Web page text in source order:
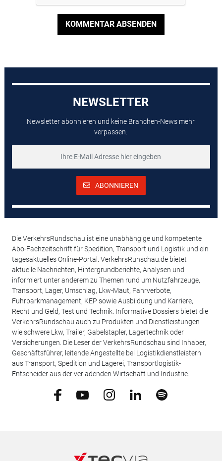
KOMMENTAR ABSENDEN
NEWSLETTER
Newsletter abonnieren und keine Branchen-News mehr
verpassen.
ABONNIEREN
Die VerkehrsRundschau ist eine unabhängige und kompetente
Abo-Fachzeitschrift für Spedition, Transport und Logistik und ein
tagesaktuelles Online-Portal. VerkehrsRunschau.de bietet
aktuelle Nachrichten, Hintergrundberichte, Analysen und
informiert unter anderem zu Themen rund um Nutzfahrzeuge,
Transport, Lager, Umschlag, Lkw-Maut, Fahrverbote,
Fuhrparkmanagement, KEP sowie Ausbildung und Karriere,
Recht und Geld, Test und Technik. Informative Dossiers bietet die
VerkehrsRundschau auch zu Produkten und Dienstleistungen
wie schwere Lkw, Trailer, Gabelstapler, Lagertechnik oder
Versicherungen. Die Leser der VerkehrsRundschau sind Inhaber,
Geschäftsführer, leitende Angestellte bei Logistikdienstleistern
aus Transport, Spedition und Lagerei, Transportlogistik-
Entscheider aus der verladenden Wirtschaft und Industrie.